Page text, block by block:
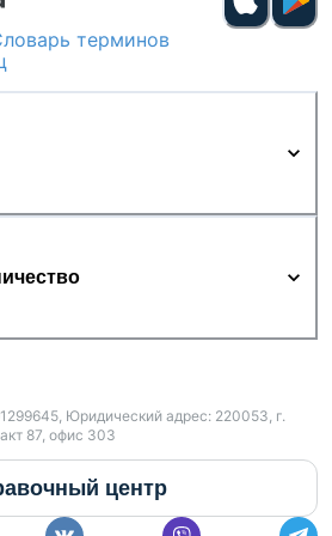
терминов
Юридический адрес: 220053, г.
87, офис 303
центр